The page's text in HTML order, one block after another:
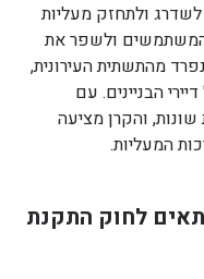
ולתחזק מעליות
המשתמשים ולשפר את
מהתשתית העירונית,
הבניינים. עם
והקרן מציעה
המעליות.
לחוק התקנת